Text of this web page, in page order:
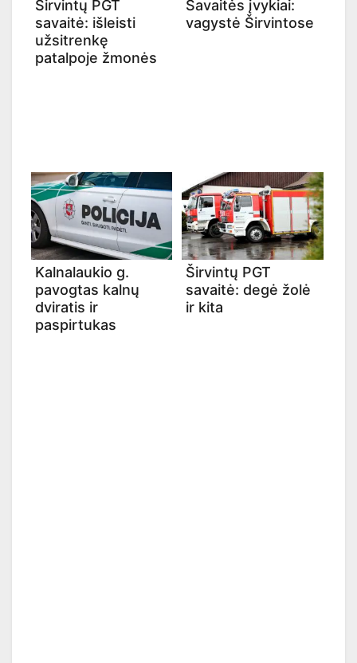
Širvintų PGT
savaitė: išleisti
užsitrenkę
patalpoje žmonės
Savaitės įvykiai:
vagystė Širvintose
Kalnalaukio g.
pavogtas kalnų
dviratis ir
paspirtukas
Širvintų PGT
savaitė: degė žolė
ir kita